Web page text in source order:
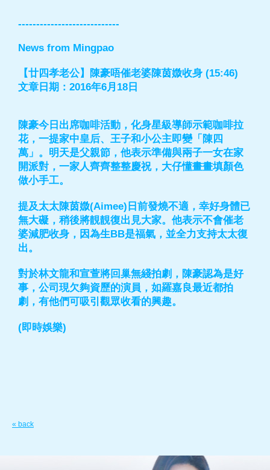
----------------------------
News from Mingpao
【廿四孝老公】陳豪唔催老婆陳茵媺收身 (15:46)
文章日期：2016年6月18日
陳豪今日出席咖啡活動，化身星級導師示範咖啡拉
花，一提家中皇后、王子和小公主即變「陳四
萬」。明天是父親節，他表示準備與兩子一女在家
開派對，一家人齊齊整整慶祝，大仔懂畫畫填顏色
做小手工。
提及太太陳茵媺(Aimee)日前發燒不適，幸好身體已
無大礙，稍後將靚靚復出見大家。他表示不會催老
婆減肥收身，因為生BB是福氣，並全力支持太太復
出。
對於林文龍和宣萱將回巢無綫拍劇，陳豪認為是好
事，公司現欠夠資歷的演員，如羅嘉良最近都拍
劇，有他們可吸引觀眾收看的興趣。
(即時娛樂)
« back